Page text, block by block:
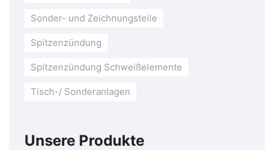
Sonder- und Zeichnungsteile
Spitzenzündung
Spitzenzündung Schweißelemente
Tisch-/ Sonderanlagen
Unsere Produkte